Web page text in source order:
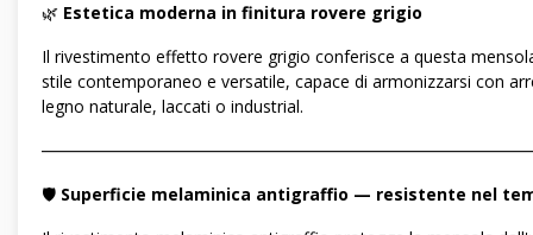
🌿 Estetica moderna in finitura rovere grigio
Il rivestimento effetto rovere grigio conferisce a questa
stile contemporaneo e versatile, capace di armonizzarsi con
legno naturale, laccati o industrial.
🛡️ Superficie melaminica antigraffio — resistente nel